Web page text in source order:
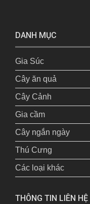
DANH MỤC
Gia Súc
Cây ăn quả
Cây Cảnh
Gia cầm
Cây ngắn ngày
Thú Cưng
Các loại khác
THÔNG TIN LIÊN HỆ